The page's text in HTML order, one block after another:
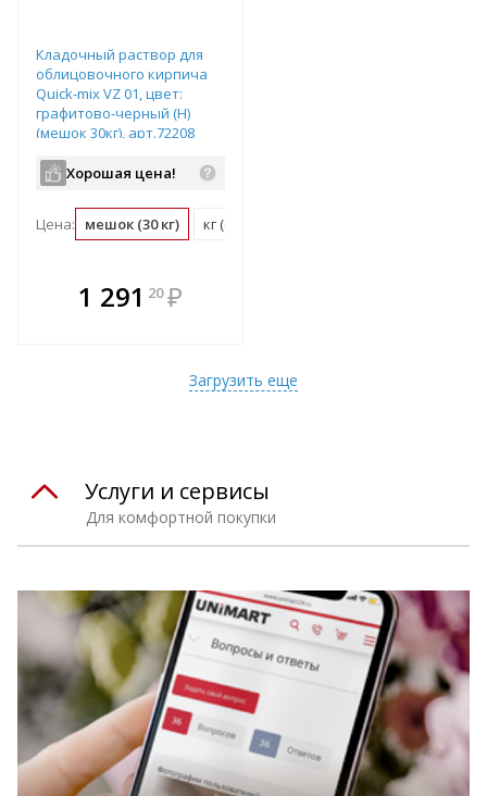
Кладочный раствор для
облицовочного кирпича
Quick-mix VZ 01, цвет:
графитово-черный (H)
(мешок 30кг), арт.72208
Хорошая цена!
Цена: мешок (30 кг) кг (0.03 мешок)
1 291 20 ₽
Загрузить еще
Для комфортной покупки
Услуги и сервисы